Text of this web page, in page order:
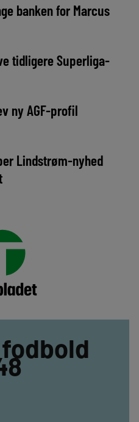
banken for Marcus
tidligere Superliga-
ny AGF-profil
Lindstrøm-nyhed